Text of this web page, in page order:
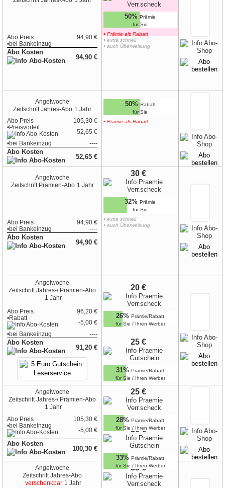
Abo Preis
94,90 €
•bei Bankeinzug ----
Abo Kosten
94,90 €
50% Prämie
für Sie
• Prämie als Rabatt
• extra schnell
• auch Überweisung
Angelwoche
Zeitschrift Jahres-Abo 1 Jahr
Abo Preis
105,30 €
•Preisvorteil
-52,65 €
•bei Bankeinzug ----
Abo Kosten
52,65 €
50% Rabatt
für Sie
• Prämie als Rabatt
Angelwoche
Zeitschrift Prämien-Abo 1 Jahr
Abo Preis
94,90 €
•bei Bankeinzug ----
Abo Kosten
94,90 €
30 €
32% Prämie
für Sie
• extra schnell
• auch Überweisung
Angelwoche
Zeitschrift Jahres-/ Prämien-Abo
1 Jahr
Abo Preis
96,20 €
•Rabatt
-5,00 €
•bei Bankeinzug ----
Abo Kosten
91,20 €
20 €
26% Prämie/Rabatt
für Sie / Ihren Werber
25 €
31% Prämie/Rabatt
für Sie / Ihren Werber
Angelwoche
Zeitschrift Jahres-/ Prämien-Abo
1 Jahr
Abo Preis
105,30 €
•bei Bankeinzug
-5,00 €
Abo Kosten
100,30 €
25 €
28% Prämie/Rabatt
für Sie / Ihren Werber
30 €
33% Prämie/Rabatt
für Sie / Ihren Werber
Angelwoche
Zeitschrift Jahres-Abo
verschenkbar 1 Jahr
33 €